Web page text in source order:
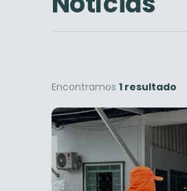
Encontramos 1 resultado